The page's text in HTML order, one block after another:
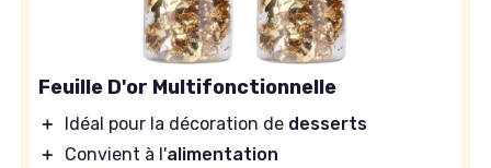
Feuille D'or Multifonctionnelle
＋ Idéal pour la décoration de desserts
＋
Convient à l'alimentation